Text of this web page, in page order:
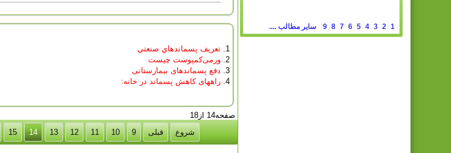
1
2
3
4
5
6
7
8
9 سایر مطالب ....
تعريف پسماندهاي صنعتي
ورمی‌کمپوست چیست
دفع پسماندهای بیمارستانی
راههای کاهش پسماند در خانه:
صفحه14 از18
شروع
قبلی 9
10
11
12
13
14
15